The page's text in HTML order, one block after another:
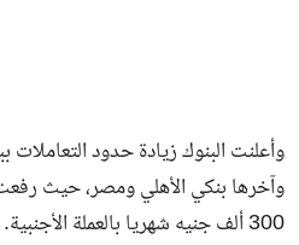
وأعلنت البنوك زيادة حدود
وآخرها بنكي الأهلي ومصر، حيث
300 ألف جنيه شهريا بالعملة الأجنبية.